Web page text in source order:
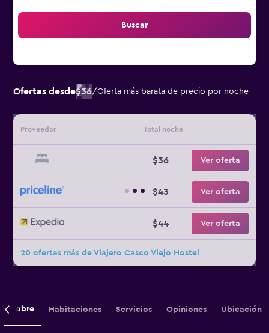
Buscar
Ofertas desde$36/Oferta más barata de precio por noche
Proveedor Total noche
$36 Ver oferta
$43 Ver oferta
$44 Ver oferta
20 ofertas más de Viajero Casco Viejo Hostel
Sobre Habitaciones Servicios Opiniones Ubicación